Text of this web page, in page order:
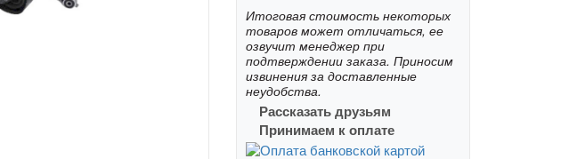
Итоговая стоимость некоторых
товаров может отличаться, ее
озвучит менеджер при
подтверждении заказа. Приносим
извинения за доставленные
неудобства.
Рассказать друзьям
Принимаем к оплате